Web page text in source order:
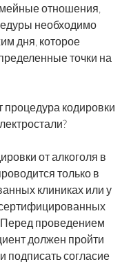
отношения,
необходимо
дня, которое
точки на
процедура кодировки
от алкоголя в
только в
клиниках или у
проведением
должен пройти
подписать согласие